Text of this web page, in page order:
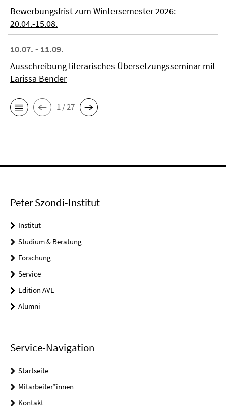
Bewerbungsfrist zum Wintersemester 2026:
20.04.-15.08.
10.07. - 11.09.
Ausschreibung literarisches Übersetzungsseminar mit
Larissa Bender
1 / 27
Peter Szondi-Institut
Institut
Studium & Beratung
Forschung
Service
Edition AVL
Alumni
Service-Navigation
Startseite
Mitarbeiter*innen
Kontakt